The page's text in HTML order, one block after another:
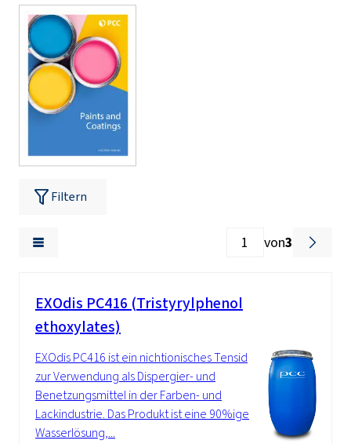
Filtern
von3
EXOdis PC416 (Tristyrylphenol
ethoxylates)
EXOdis PC416 ist ein nichtionisches Tensid
zur Verwendung als Dispergier- und
Benetzungsmittel in der Farben- und
Lackindustrie. Das Produkt ist eine 90%ige
Wasserlösung,...